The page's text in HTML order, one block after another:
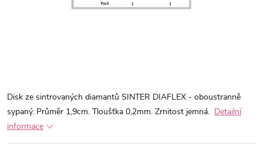
Disk ze sintrovaných diamantů SINTER DIAFLEX - oboustranně
sypaný. Průměr 1,9cm. Tloušťka 0,2mm. Zrnitost jemná. Detailní
informace